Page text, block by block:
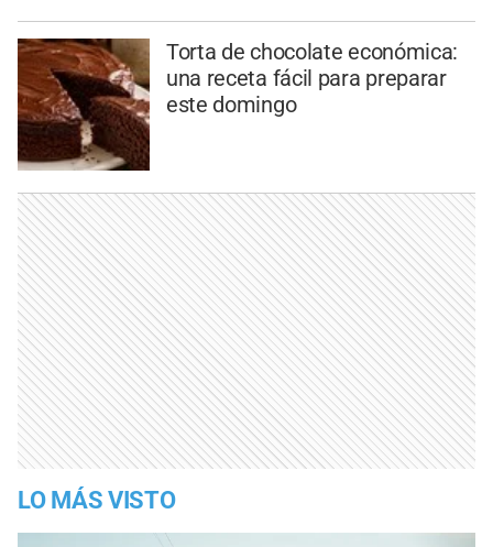
Torta de chocolate económica:
una receta fácil para preparar
este domingo
LO MÁS VISTO